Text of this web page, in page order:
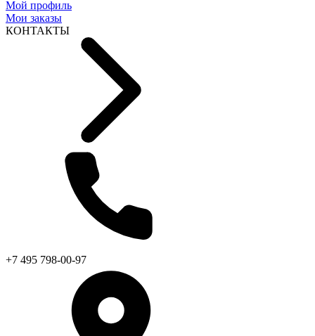
Мой профиль
Мои заказы
КОНТАКТЫ
+7 495 798-00-97